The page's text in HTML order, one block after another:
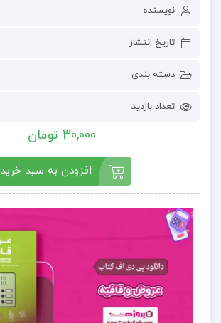
نویسنده
تاریخ انتشار
دسته بندی
تعداد بازدید
30,000 تومان
افزودن به سبد خرید